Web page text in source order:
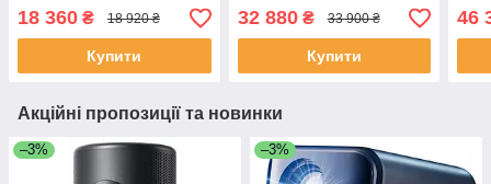
18 360 ₴ 18 920 ₴
Купити
32 880₴ 33 900 ₴
Купити
46
Акційні пропозиції та новинки
–3% –3%